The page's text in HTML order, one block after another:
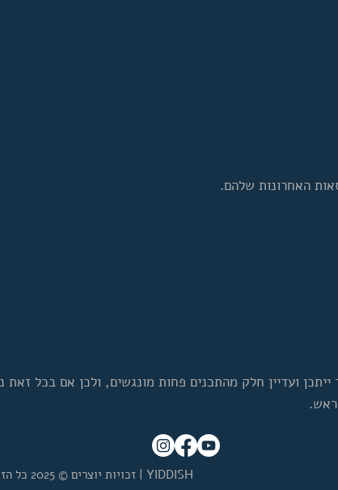
ועדיין חלק מהתכנים פחות מונגשים, ולכן אם בכל
זכויות יוצרים © 2025 כל הזכויות שמורות - | YIDDISH